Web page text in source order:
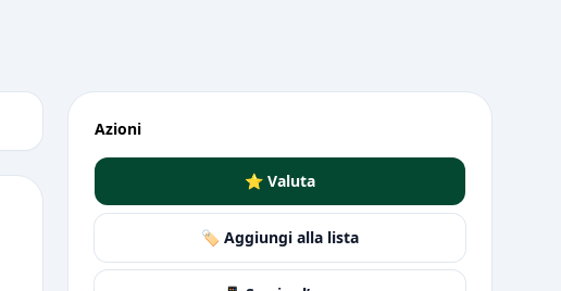
Azioni
⭐ Valuta
🏷️ Aggiungi alla lista